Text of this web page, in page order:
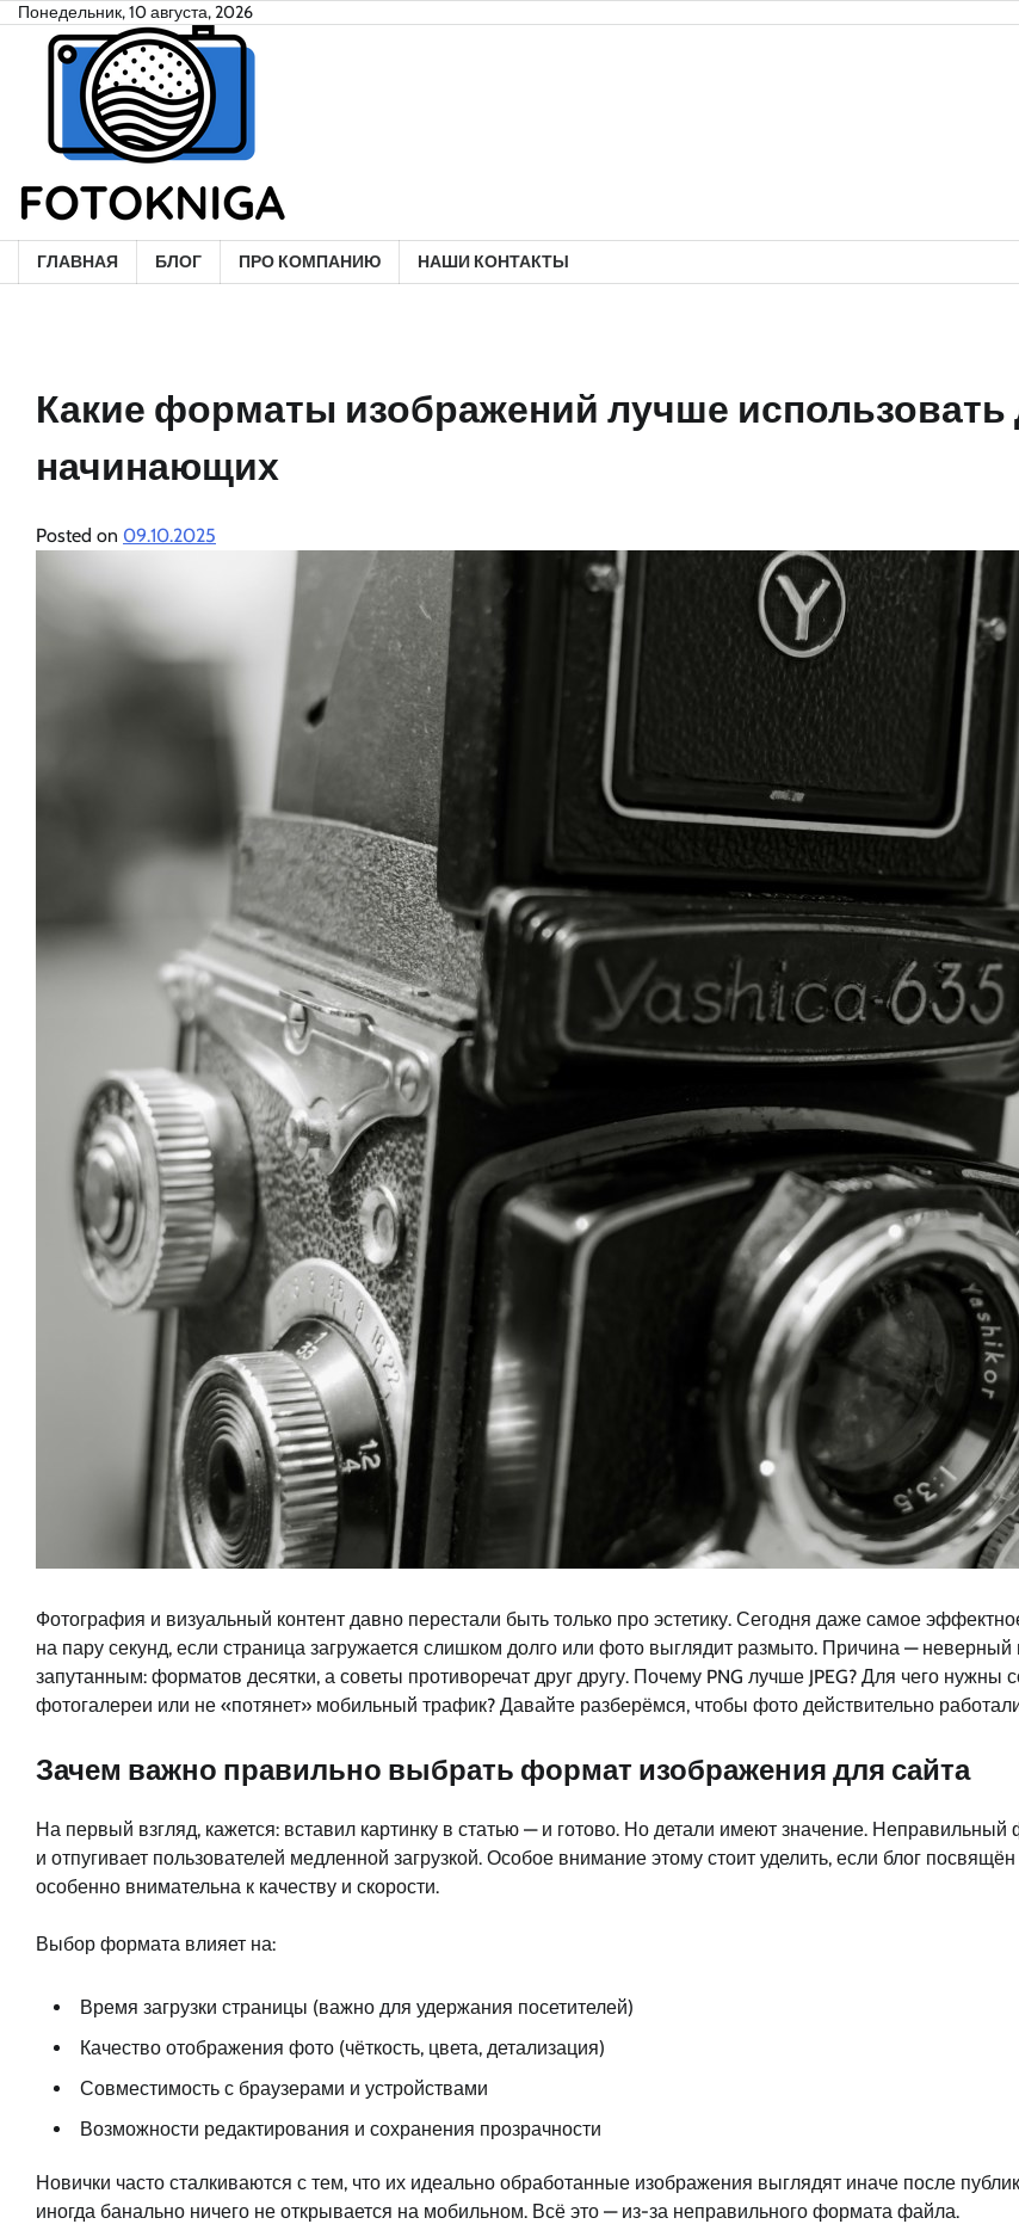
SkipПонедельник, 10 августа, 2026
ГЛАВНАЯ БЛОГ ПРО КОМПАНИЮ НАШИ КОНТАКТЫ
Какие форматы изображений лучше использовать
начинающих
Posted on 09.10.2025
Фотография и визуальный контент давно перестали быть только про эстетику. Сегодня даже самое
на пару секунд, если страница загружается слишком долго или фото выглядит размыто. Причина —
запутанным: форматов десятки, а советы противоречат друг другу. Почему PNG лучше JPEG? Для чего
фотогалереи или не «потянет» мобильный трафик? Давайте разберёмся, чтобы фото действительно
Зачем важно правильно выбрать формат изображения для сайта
На первый взгляд, кажется: вставил картинку в статью — и готово. Но детали имеют значение.
и отпугивает пользователей медленной загрузкой. Особое внимание этому стоит уделить, если блог
особенно внимательна к качеству и скорости.
Выбор формата влияет на:
Время загрузки страницы (важно для удержания посетителей)
Качество отображения фото (чёткость, цвета, детализация)
Совместимость с браузерами и устройствами
Возможности редактирования и сохранения прозрачности
Новички часто сталкиваются с тем, что их идеально обработанные изображения выглядят иначе после
иногда банально ничего не открывается на мобильном. Всё это — из-за неправильного формата файла.